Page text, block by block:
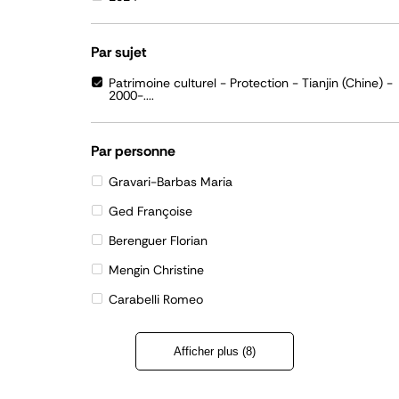
Par sujet
Patrimoine culturel - Protection - Tianjin (Chine) -
2000-....
Par personne
Gravari-Barbas Maria
Ged Françoise
Berenguer Florian
Mengin Christine
Carabelli Romeo
Afficher plus (8)